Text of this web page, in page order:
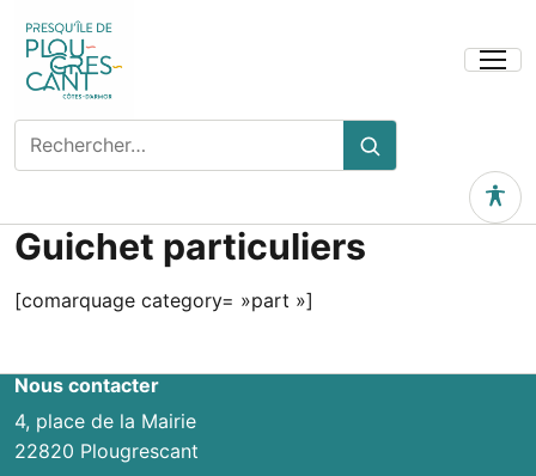
Ouvrir
Rechercher
sur
site
Rechercher
Outils
Guichet particuliers
[comarquage category= »part »]
Nous contacter
4, place de la Mairie
22820 Plougrescant